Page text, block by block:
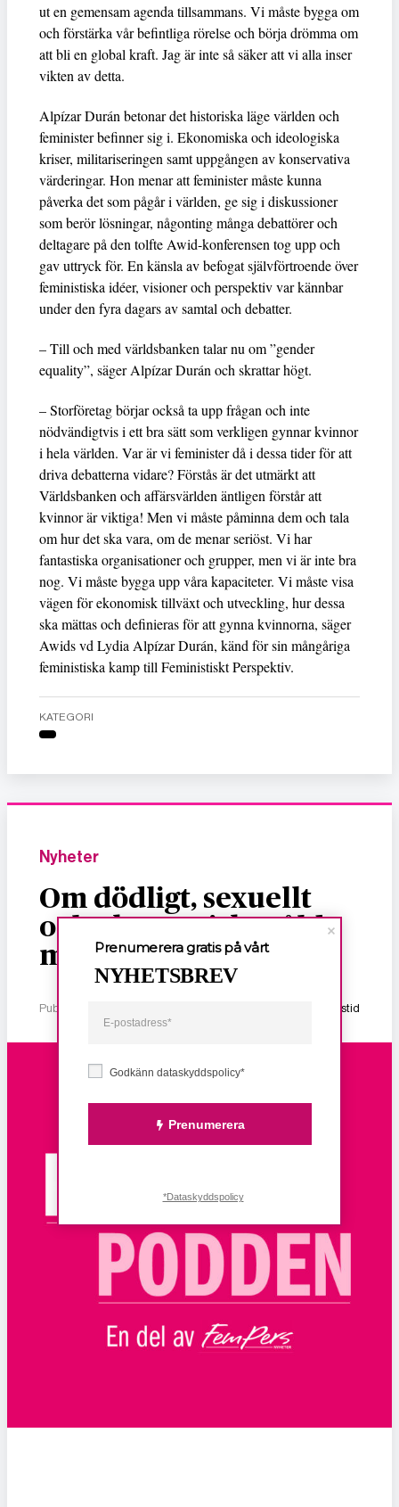
ut en gemensam agenda tillsammans. Vi måste bygga om
och förstärka vår befintliga rörelse och börja drömma om
att bli en global kraft. Jag är inte så säker att vi alla inser
vikten av detta.
Alpízar Durán betonar det historiska läge världen och
feminister befinner sig i. Ekonomiska och ideologiska
kriser, militariseringen samt uppgången av konservativa
värderingar. Hon menar att feminister måste kunna
påverka det som pågår i världen, ge sig i diskussioner
som berör lösningar, någonting många debattörer och
deltagare på den tolfte Awid-konferensen tog upp och
gav uttryck för. En känsla av befogat självförtroende över
feministiska idéer, visioner och perspektiv var kännbar
under den fyra dagars av samtal och debatter.
– Till och med världsbanken talar nu om ”gender
equality”, säger Alpízar Durán och skrattar högt.
– Storföretag börjar också ta upp frågan och inte
nödvändigtvis i ett bra sätt som verkligen gynnar kvinnor
i hela världen. Var är vi feminister då i dessa tider för att
driva debatterna vidare? Förstås är det utmärkt att
Världsbanken och affärsvärlden äntligen förstår att
kvinnor är viktiga! Men vi måste påminna dem och tala
om hur det ska vara, om de menar seriöst. Vi har
fantastiska organisationer och grupper, men vi är inte bra
nog. Vi måste bygga upp våra kapaciteter. Vi måste visa
vägen för ekonomisk tillväxt och utveckling, hur dessa
ska mättas och definieras för att gynna kvinnorna, säger
Awids vd Lydia Alpízar Durán, känd för sin mångåriga
feministiska kamp till Feministiskt Perspektiv.
KATEGORI
Nyheter
Om dödligt, sexuellt
och ekonomiskt våld
mot kvinnor
Publicerad 2 januari, 2026 1 min lästid
Godkänn dataskyddspolicy*
Prenumerera
Prenumerera gratis på vårt
NYHETSBREV
*Dataskyddspolicy